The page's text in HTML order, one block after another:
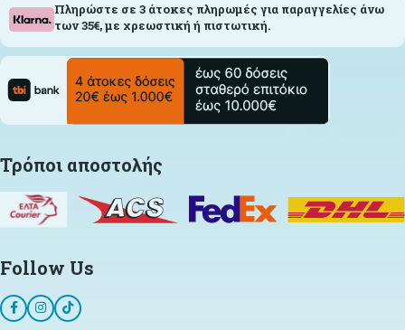
Πληρώστε σε 3 άτοκες πληρωμές για παραγγελίες άνω
των 35€, με χρεωστική ή πιστωτική.
Τρόποι αποστολής
Follow Us